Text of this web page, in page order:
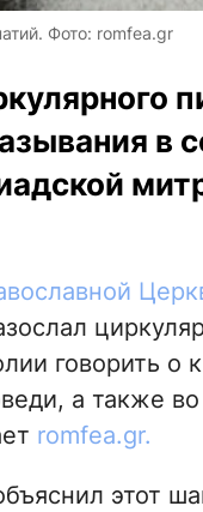
Фото: romfea.gr
в
говорить о
а также
romfea.gr.
этот